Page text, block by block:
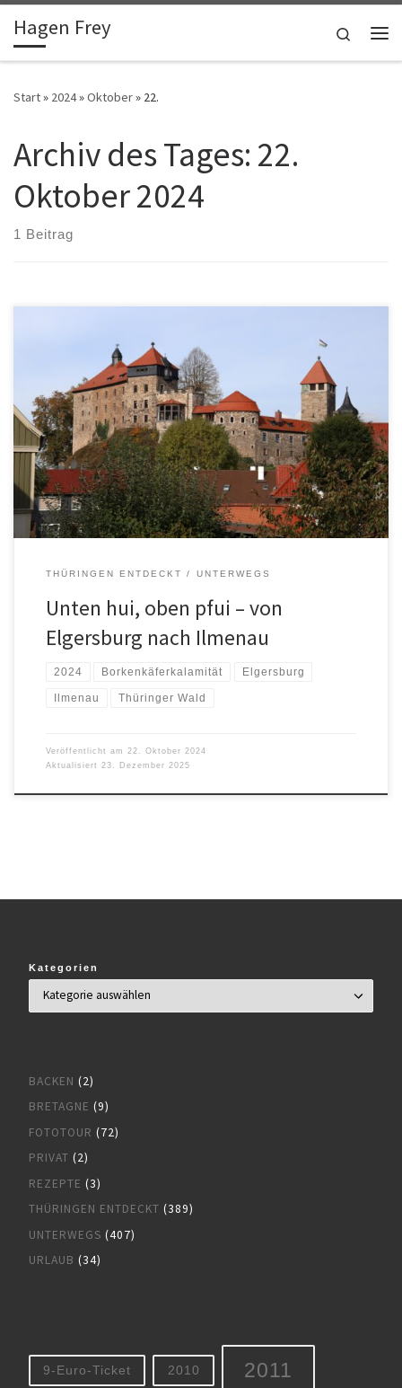
Zum Inhalt springen
Hagen Frey
Search
Start» 2024»Oktober» 22.
Archiv des Tages: 22.
Oktober 2024
1 Beitrag
THÜRINGEN ENTDECKT UNTERWEGS
Unten hui, oben pfui – von
Elgersburg nach Ilmenau
2024 Borkenkäferkalamität Elgersburg
Ilmenau Thüringer Wald
Veröffentlicht am 22. Oktober 2024
Aktualisiert
23. Dezember 2025
Kategorien
BACKEN (2)
BRETAGNE (9)
FOTOTOUR (72)
PRIVAT (2)
REZEPTE (3)
THÜRINGEN ENTDECKT (389)
UNTERWEGS (407)
URLAUB (34)
9-Euro-Ticket 2010 2011